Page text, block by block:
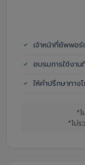
เจ้าหน้าที่ซัพพอ
อบรมการใช้งา
ให้คำปรึกษาทาง
*
*ไม่ร